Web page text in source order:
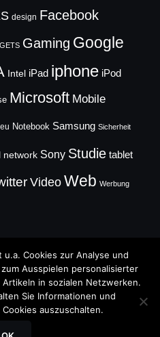
design Facebook
Gaming Google
Intel iPad iphone iPod
Microsoft Mobile
Notebook Samsung Sicherheit
network Sony Studie tablet
Video Web Werbung
Cookies zur Analyse und
Ausspielen personalisierter
in sozialen Netzwerken.
Sie Informationen und
auszuschalten.